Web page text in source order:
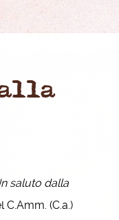
saluto dalla
C.Amm. (C.a.)